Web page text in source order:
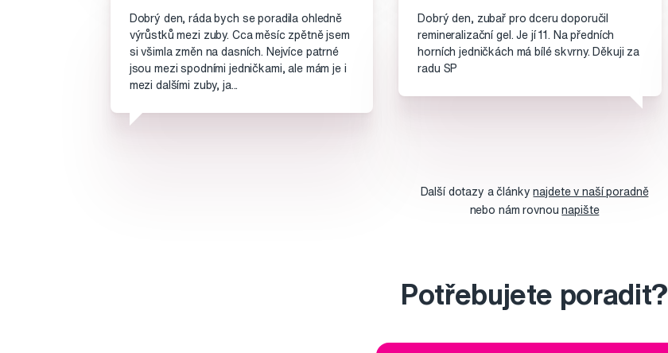
Dobrý den, ráda bych se poradila ohledně
výrůstků mezi zuby. Cca měsíc zpětně jsem
si všimla změn na dasních. Nejvíce patrné
jsou mezi spodními jedničkami, ale mám je i
mezi dalšími zuby, ja...
Dobrý den, zubař pro dceru doporučil
remineralizační gel. Je jí 11. Na předních
horních jedničkách má bílé skvrny. Děkuji za
radu SP
Další dotazy a článkynajdete v naší poradně
nebo nám rovnounapište
Potřebujete poradit?